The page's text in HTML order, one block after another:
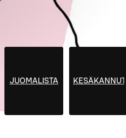
JUOMALISTA KESÄKANNUT